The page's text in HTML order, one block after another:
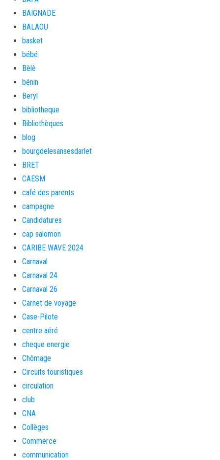
BAIGNADE
BALAOU
basket
bébé
Bèlè
bénin
Beryl
bibliotheque
Bibliothèques
blog
bourgdelesansesdarlet
BRET
CAESM
café des parents
campagne
Candidatures
cap salomon
CARIBE WAVE 2024
Carnaval
Carnaval 24
Carnaval 26
Carnet de voyage
Case-Pilote
centre aéré
cheque energie
Chômage
Circuits touristiques
circulation
club
CNA
Collèges
Commerce
communication